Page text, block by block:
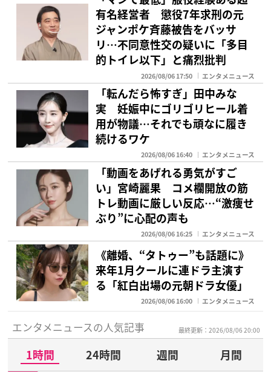
有名経営者 懲役7年求刑の元
ジャンポケ斉藤被告をバッサ
リ…不同意性交の疑いに「多目
的トイレ以下」と痛烈批判
2026/08/06 17:50 エンタメニュース
「転んだら怖すぎ」田中みな
実 妊娠中にゴリゴリヒール着
用が物議…それでも頑なに履き
続けるワケ
2026/08/06 16:40 エンタメニュース
「動画をあげれる勇気がすご
い」宮崎麗果 コメ欄開放の筋
トレ動画に厳しい反応…“激痩せ
ぶり”に心配の声も
2026/08/06 16:25 エンタメニュース
《離婚、“タトゥー”も話題に》
来年1月クールに連ドラ主演す
る「紅白出場の元朝ドラ女優」
2026/08/06 16:00 エンタメニュース
エンタメニュースの人気記事 最終更新：2026/08/06 20:00
1時間 24時間 週間
月間